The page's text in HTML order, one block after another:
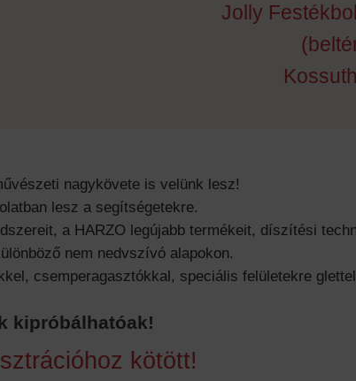
Jolly
nagykövete is velünk lesz!
lesz a segítségetekre.
a HARZO legújabb termékeit, díszítési
nem nedvszívó alapokon.
csemperagasztókkal, speciális felületekre
kipróbálhatóak!
kötött!